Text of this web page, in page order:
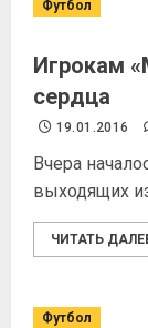
Футбол
Игрокам
сердца
19.01.2016
Вчера
выходящих
ЧИТАТЬ
Футбол